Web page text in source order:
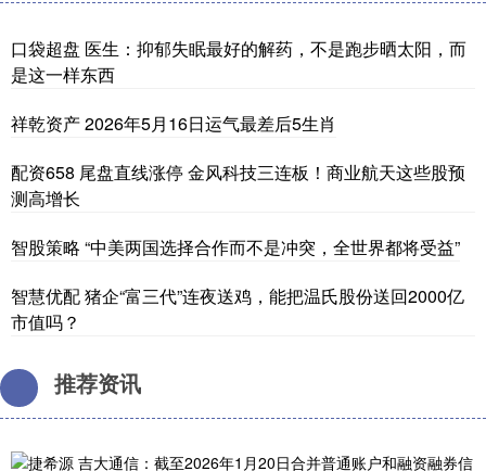
口袋超盘 医生：抑郁失眠最好的解药，不是跑步晒太阳，而
是这一样东西
祥乾资产 2026年5月16日运气最差后5生肖
配资658 尾盘直线涨停 金风科技三连板！商业航天这些股预
测高增长
智股策略 “中美两国选择合作而不是冲突，全世界都将受益”
智慧优配 猪企“富三代”连夜送鸡，能把温氏股份送回2000亿
市值吗？
推荐资讯